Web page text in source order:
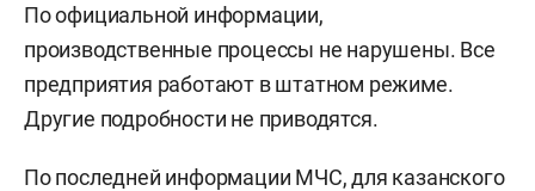
По официальной информации,
производственные процессы не нарушены. Все
предприятия работают в штатном режиме.
Другие подробности не приводятся.
По последней информации МЧС, для казанского